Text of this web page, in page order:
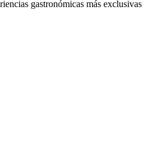
gastronómicas más